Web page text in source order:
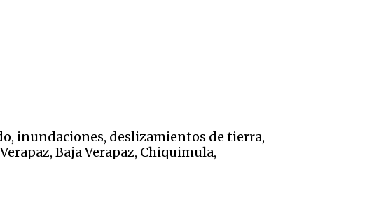
inundaciones, deslizamientos de tierra,
Baja Verapaz, Chiquimula,